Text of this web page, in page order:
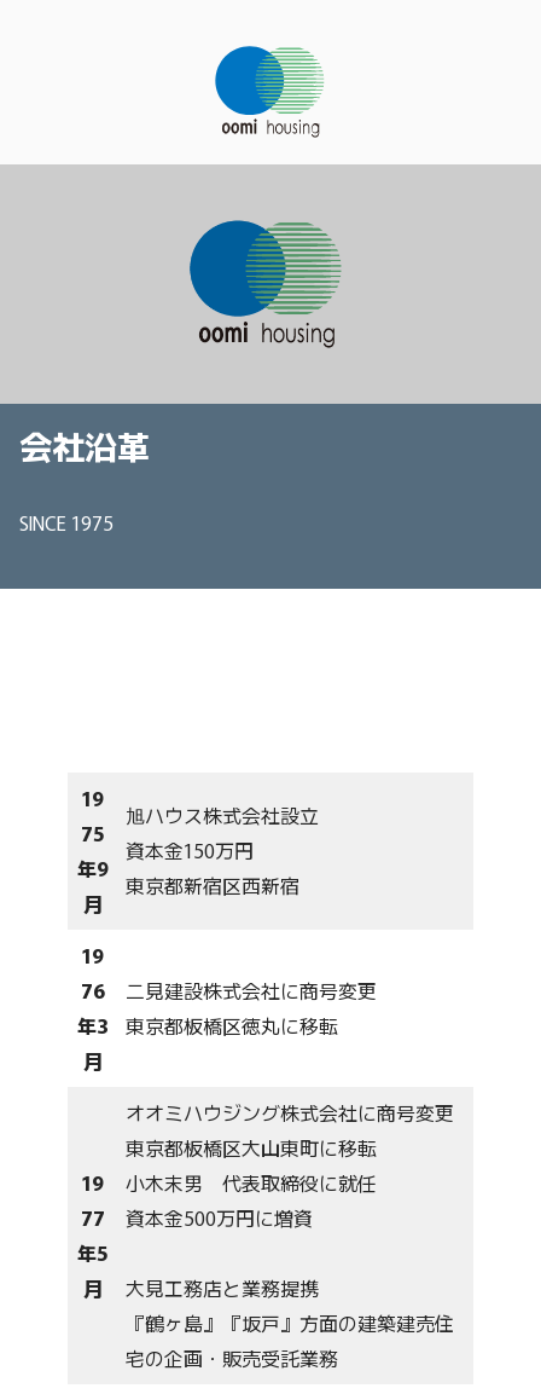
会社沿革
SINCE 1975
19
75
年9
月
旭ハウス株式会社設立
資本金150万円
東京都新宿区西新宿
19
76
年3
月
二見建設株式会社に商号変更
東京都板橋区徳丸に移転
19
77
年5
月
オオミハウジング株式会社に商号変更
東京都板橋区大山東町に移転
小木末男 代表取締役に就任
資本金500万円に増資
大見工務店と業務提携
『鶴ヶ島』『坂戸』方面の建築建売住
宅の企画・販売受託業務